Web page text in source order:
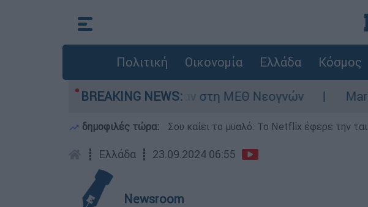
Πολιτική Οικονομία Ελλάδα Κόσμος
BREAKING NEWS:
ημερών - Νοσηλευόταν στη ΜΕΘ Νεογνών Marfin: «Δεν
δημοφιλές τώρα: Σου καίει το μυαλό: Το Netflix έφερε την
┋ Ελλάδα ┋ 23.09.2024 06:55
Newsroom